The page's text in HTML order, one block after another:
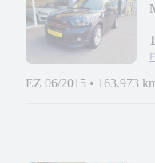
EZ 06/2015 • 163.973